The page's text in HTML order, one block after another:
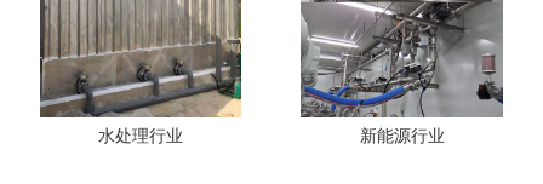
水处理行业 新能源行业